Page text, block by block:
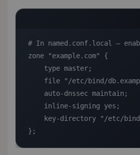
# In named.conf.local —
zone "example.com" {
};